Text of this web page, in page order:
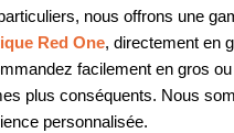
nous offrons une
Red One, directement en
facilement en gros
plus conséquents. Nous
personnalisée.